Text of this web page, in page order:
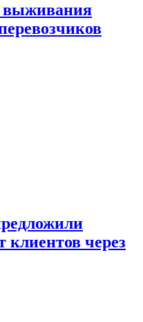
выживания
клиентов через